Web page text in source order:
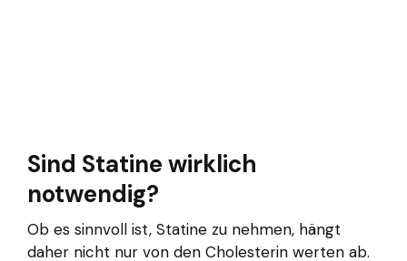
Sind Statine wirklich
notwendig?
Ob es sinnvoll ist, Statine zu nehmen, hängt
daher nicht nur von den Cholesterin werten ab.